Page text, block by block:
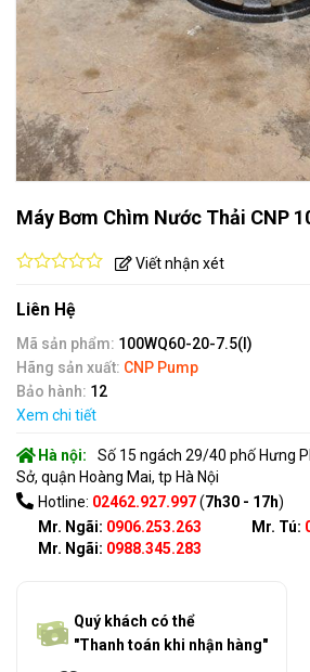
Máy Bơm Chìm Nước Thải CNP
out
of
5
Viết nhận xét
Liên Hệ
Mã sản phẩm: 100WQ60-20-7.5(I)
Hãng sản xuất: CNP Pump
Bảo hành: 12
Xem chi tiết
Hà nội:
Số 15 ngách 29/40 phố Hưng
Sở, quận Hoàng Mai, tp Hà Nội
Hotline: 02462.927.997(7h30 - 17h)
Mr. Ngãi: 0906.253.263
Mr. Ngãi: 0988.345.283
Mr. Tú:
Quý khách có thể
"Thanh toán khi nhận hàng"